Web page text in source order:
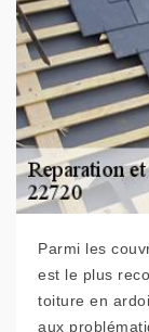
Parmi les
est le plus
toiture en
aux